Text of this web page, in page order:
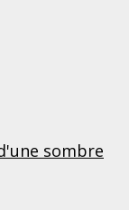
sombre